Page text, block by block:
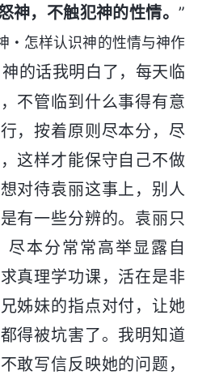
神，不触犯神的性情。 ”
・怎样认识神的性情与神作
的话我明白了，每天临
不管临到什么事得有意
，按着原则尽本分，尽
这样才能保守自己不做
对待袁丽这事上，别人
有一些分辨的。袁丽只
尽本分常常高举显露自
真理学功课，活在是非
姊妹的指点对付，让她
得被坑害了。我明知道
敢写信反映她的问题，